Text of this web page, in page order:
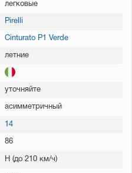
легковые
Pirelli
Cinturato P1 Verde
летние
уточняйте
асимметричный
14
86
H (до 210 км/ч)